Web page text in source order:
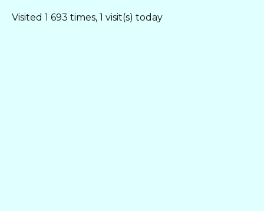
Visited 1 693 times, 1 visit(s) today